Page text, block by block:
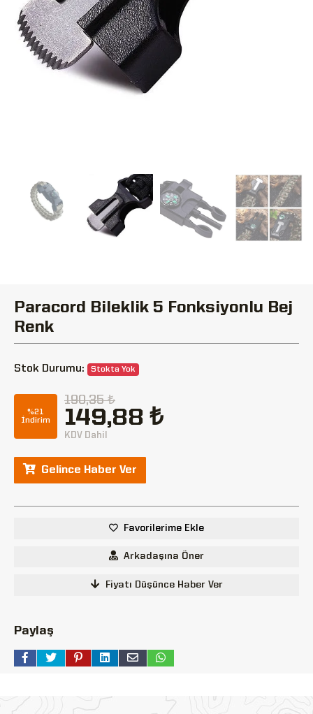
Paracord Bileklik 5 Fonksiyonlu Bej
Renk
Stok Durumu: Stokta Yok
%21
İndirim
190,35 ₺
149,88 ₺
KDV Dahil
Gelince Haber Ver
Favorilerime Ekle
Arkadaşına Öner
Fiyatı Düşünce Haber Ver
Paylaş